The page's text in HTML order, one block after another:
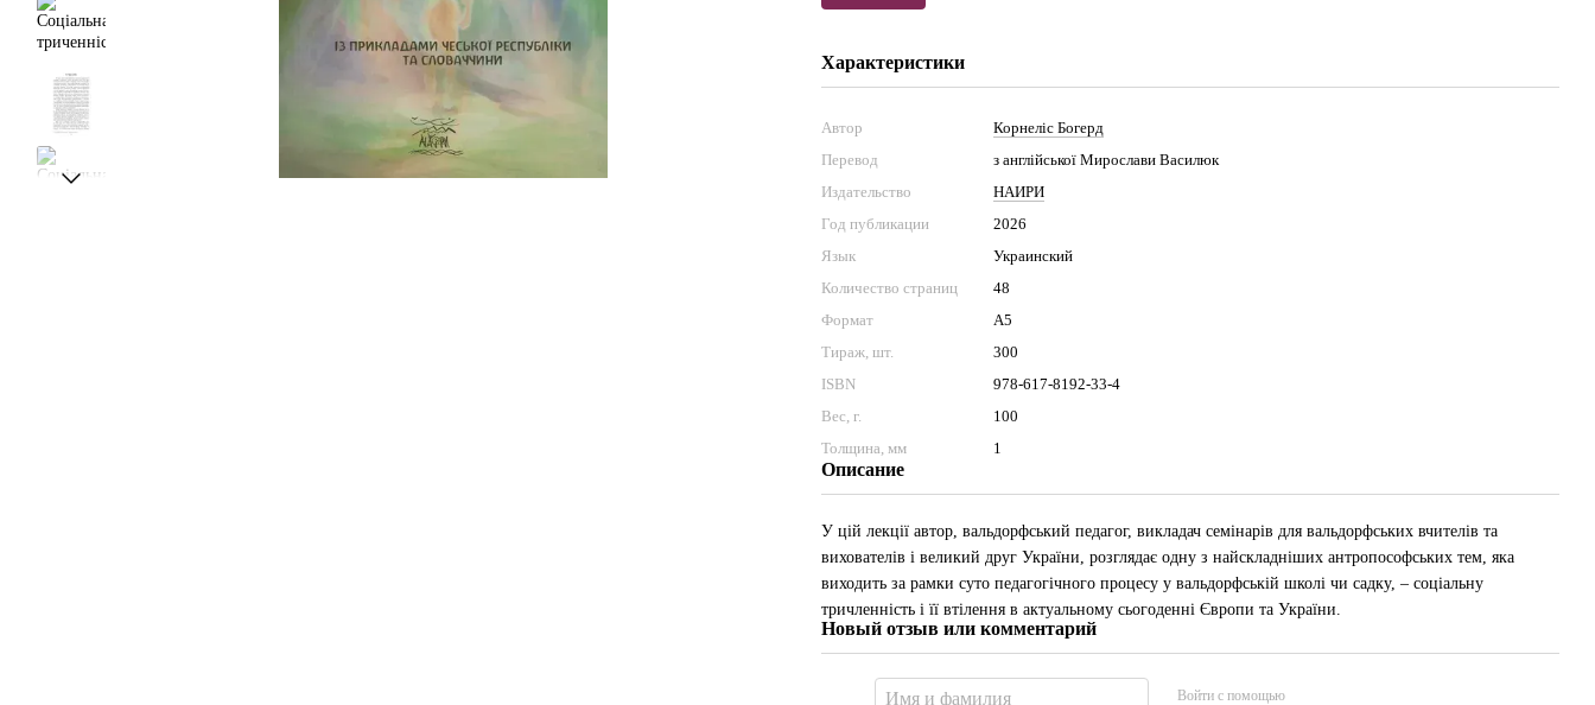
Характеристики
Автор
Корнеліс Богерд
Перевод
з англійської Мирослави Василюк
Издательство
НАИРИ
Год публикации
2026
Язык
Украинский
Количество страниц
48
Формат
А5
Тираж, шт.
300
ISBN
978-617-8192-33-4
Вес, г.
100
Толщина, мм
1
Описание
У цій лекції автор, вальдорфський педагог, викладач семінарів для вальдорфських вчителів та
вихователів і великий друг України, розглядає одну з найскладніших антропософських тем, яка
виходить за рамки суто педагогічного процесу у вальдорфській школі чи садку, – соціальну
тричленність і її втілення в актуальному сьогоденні Європи та України.
Новый отзыв или комментарий
Войти с помощью